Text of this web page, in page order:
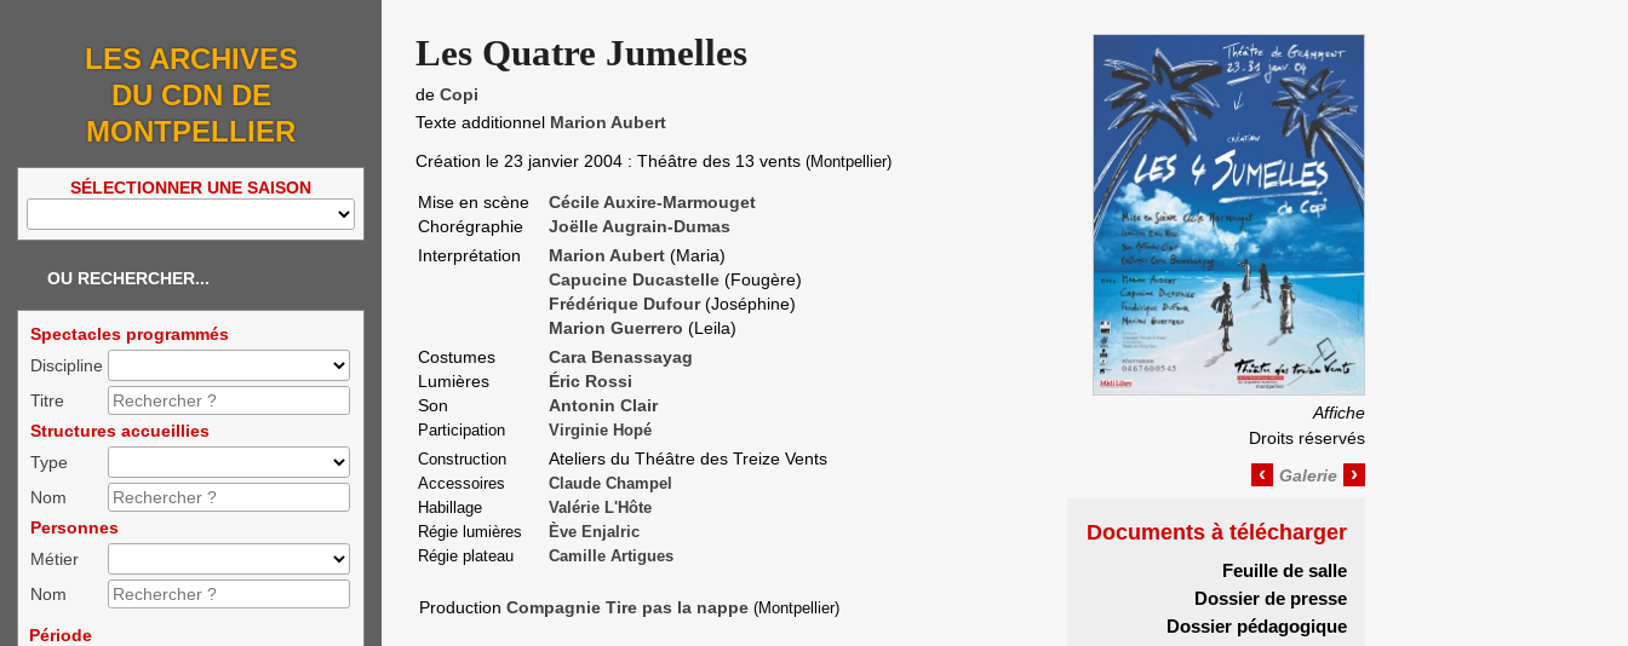
LES ARCHIVES
DU CDN DE
MONTPELLIER
SÉLECTIONNER UNE SAISON
OU RECHERCHER...
Spectacles programmés
Discipline
Titre
Structures accueillies
Type
Nom
Personnes
Métier
Nom
Période
Affiche
Droits réservés
‹ ›
Documents à télécharger
Feuille de salle
Dossier de presse
Dossier pédagogique
Les Quatre Jumelles
de Copi
Texte additionnel Marion Aubert
Création le 23 janvier 2004 : Théâtre des 13 vents (Montpellier)
Mise en scène
Cécile Auxire-Marmouget
Chorégraphie
Joëlle Augrain-Dumas
Interprétation
Marion Aubert (Maria)
Capucine Ducastelle (Fougère)
Frédérique Dufour (Joséphine)
Marion Guerrero (Leila)
Costumes
Cara Benassayag
Lumières
Éric Rossi
Son
Antonin Clair
Participation
Virginie Hopé
Construction
Ateliers du Théâtre des Treize Vents
Accessoires
Claude Champel
Habillage
Valérie L'Hôte
Régie lumières
Ève Enjalric
Régie plateau
Camille Artigues
Production Compagnie Tire pas la nappe (Montpellier)